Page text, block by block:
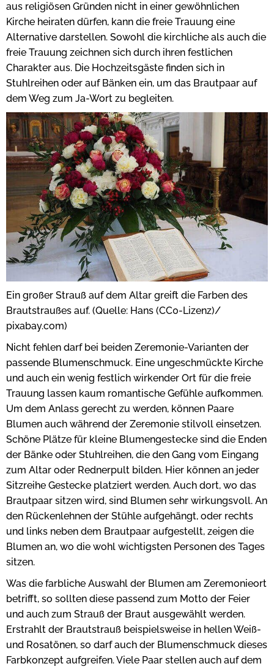
aus religiösen Gründen nicht in einer gewöhnlichen
Kirche heiraten dürfen, kann die freie Trauung eine
Alternative darstellen. Sowohl die kirchliche als auch die
freie Trauung zeichnen sich durch ihren festlichen
Charakter aus. Die Hochzeitsgäste finden sich in
Stuhlreihen oder auf Bänken ein, um das Brautpaar auf
dem Weg zum Ja-Wort zu begleiten.
Ein großer Strauß auf dem Altar greift die Farben des
Brautstraußes auf. (Quelle: Hans (CC0-Lizenz)/
pixabay.com)
Nicht fehlen darf bei beiden Zeremonie-Varianten der
passende Blumenschmuck. Eine ungeschmückte Kirche
und auch ein wenig festlich wirkender Ort für die freie
Trauung lassen kaum romantische Gefühle aufkommen.
Um dem Anlass gerecht zu werden, können Paare
Blumen auch während der Zeremonie stilvoll einsetzen.
Schöne Plätze für kleine Blumengestecke sind die Enden
der Bänke oder Stuhlreihen, die den Gang vom Eingang
zum Altar oder Rednerpult bilden. Hier können an jeder
Sitzreihe Gestecke platziert werden. Auch dort, wo das
Brautpaar sitzen wird, sind Blumen sehr wirkungsvoll. An
den Rückenlehnen der Stühle aufgehängt, oder rechts
und links neben dem Brautpaar aufgestellt, zeigen die
Blumen an, wo die wohl wichtigsten Personen des Tages
sitzen.
Was die farbliche Auswahl der Blumen am Zeremonieort
betrifft, so sollten diese passend zum Motto der Feier
und auch zum Strauß der Braut ausgewählt werden.
Erstrahlt der Brautstrauß beispielsweise in hellen Weiß-
und Rosatönen, so darf auch der Blumenschmuck dieses
Farbkonzept aufgreifen. Viele Paar stellen auch auf dem